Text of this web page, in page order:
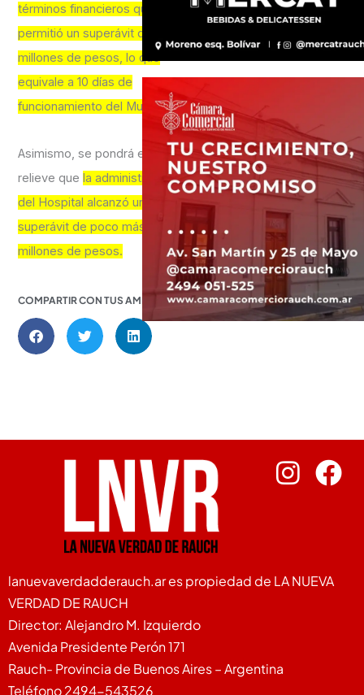
términos financieros que
permitió un superávit de 70
millones de pesos, lo que
equivale a 10 días de
funcionamiento del Municipio.
Asimismo, se pondrá en
relieve quela administración
del Hospital alcanzó un
superávit de poco más de 6
millones de pesos.
COMPARTIR CON TUS AMIGOS
lanuevaverdadderauch.ar es propiedad de LA NUEVA
VERDAD DE RAUCH
Director: Alejandro M. Izquierdo
Avenida Presidente Perón 171
Rauch- Provincia de Buenos Aires – Argentina
Teléfono 2494-543526